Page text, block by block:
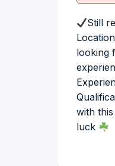
Still
looking
with
luck